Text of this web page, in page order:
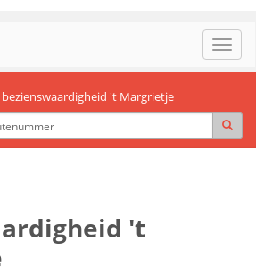
't Margrietje
't